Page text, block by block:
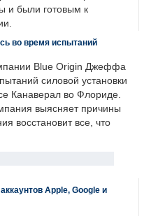
и были готовым к
во время испытаний
Blue Origin Джеффа
силовой установки
Канаверал во Флориде.
выясняет причины
восстановит все, что
Apple, Google и